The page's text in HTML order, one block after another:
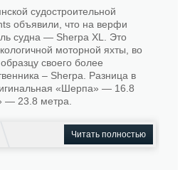
судостроительной
объявили, что на верфи
судна — Sherpa XL. Это
моторной яхты, во
своего более
– Sherpa. Разница в
«Шерпа» — 16.8
— 23.8 метра.
Читать полностью